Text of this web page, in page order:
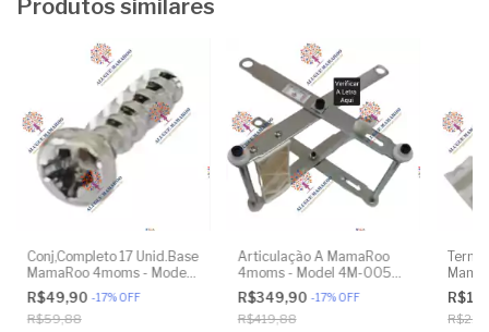
Produtos similares
Conj,Completo 17 Unid.Base
MamaRoo 4moms - Model
4M-005 2.0 - Model 1026
3.0 - Model 1037 4.0 -
Original
R$49,90 -17%OFF
R$59,88
Articulação A MamaRoo
4moms - Model 4M-005
2.0 - Model 1026 3.0 -
Model 1037 4.0 - Original
R$349,90 -17%OFF
R$419,88
4M-
-